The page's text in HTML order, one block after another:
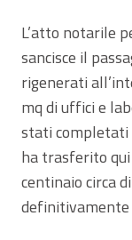
L’atto notarile
sancisce il
rigenerati
mq di uffici e
stati completati
ha trasferito
centinaio circa
definitivamente